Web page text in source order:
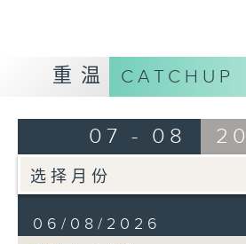
3. 「风流大侠」
4. 「人隔万重山」
由 张惠芳、胡美伦
重温 CATCHUP
07 - 08
06/08/2026